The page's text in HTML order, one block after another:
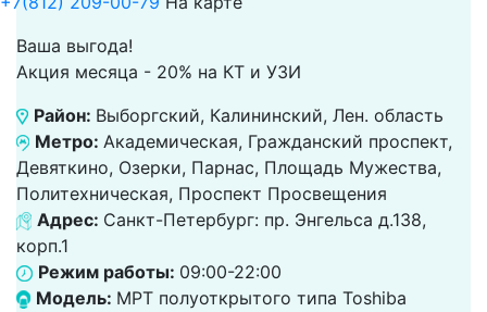
Ваша выгода!
Акция месяца - 20% на КТ и УЗИ
Район: Выборгский, Калининский, Лен. область
Метро: Академическая, Гражданский проспект,
Девяткино, Озерки, Парнас, Площадь Мужества,
Политехническая, Проспект Просвещения
Адрес: Санкт-Петербург: пр. Энгельса д.138,
корп.1
Режим работы: 09:00-22:00
Модель: МРТ полуоткрытого типа Toshiba